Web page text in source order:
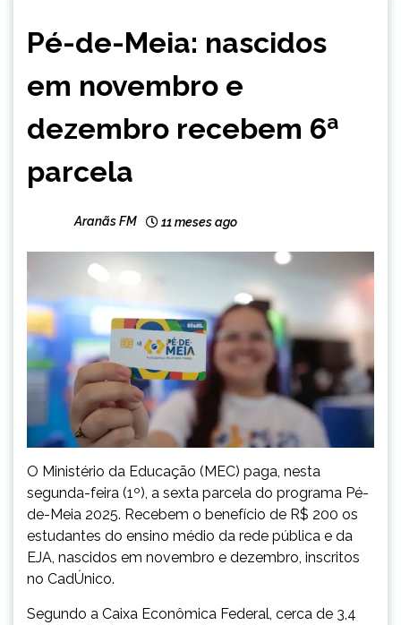
Pé-de-Meia: nascidos
em novembro e
dezembro recebem 6ª
parcela
Aranãs FM 11 meses ago
O Ministério da Educação (MEC) paga, nesta
segunda-feira (1º), a sexta parcela do programa Pé-
de-Meia 2025. Recebem o benefício de R$ 200 os
estudantes do ensino médio da rede pública e da
EJA, nascidos em novembro e dezembro, inscritos
no CadÚnico.
Segundo a Caixa Econômica Federal, cerca de 3,4